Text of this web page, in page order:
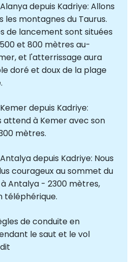
depuis Kadriye: Allons
les montagnes du Taurus.
de lancement sont situées
et 800 mètres au-
et l'atterrissage aura
doré et doux de la plage
depuis Kadriye:
attend à Kemer avec son
mètres.
depuis Kadriye: Nous
courageux au sommet du
Antalya - 2300 mètres,
téléphérique.
de conduite en
le saut et le vol